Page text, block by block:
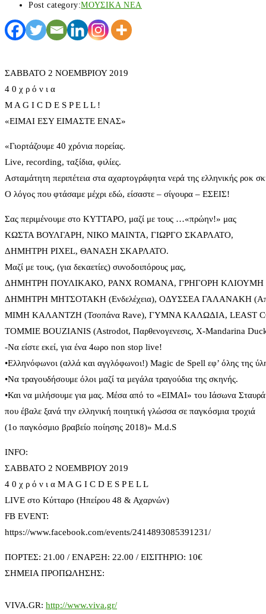
Post category:ΜΟΥΣΙΚΑ ΝΕΑ
ΣΑΒΒΑΤΟ 2 ΝΟΕΜΒΡΙΟΥ 2019
4 0 χ ρ ό ν ι α
M A G I C D E S P E L L !
«ΕΙΜΑΙ ΕΣΥ ΕΙΜΑΣΤΕ ΕΝΑΣ»
«Γιορτάζουμε 40 χρόνια πορείας.
Live, recording, ταξίδια, φιλίες.
Ασταμάτητη περιπέτεια στα αχαρτογράφητα νερά της ελληνικής ροκ
Ο λόγος που φτάσαμε μέχρι εδώ, είσαστε – σίγουρα – ΕΣΕΙΣ!
Σας περιμένουμε στο ΚΥΤΤΑΡΟ, μαζί με τους …«πρώην!» μας
ΚΩΣΤΑ ΒΟΥΛΓΑΡΗ, ΝΙΚΟ ΜΑΙΝΤΑ, ΓΙΩΡΓΟ ΣΚΑΡΛΑΤΟ,
ΔΗΜΗΤΡΗ PIXEL, ΘΑΝΑΣΗ ΣΚΑΡΛΑΤΟ.
Μαζί με τους, (για δεκαετίες) συνοδοιπόρους μας,
ΔΗΜΗΤΡΗ ΠΟΥΛΙΚΑΚΟ, PANX ROMANA, ΓΡΗΓΟΡΗ ΚΛΙΟΥΜΗ
ΔΗΜΗΤΡΗ ΜΗΤΣΟΤΑΚΗ (Ενδελέχεια), ΟΔΥΣΣΕΑ ΓΑΛΑΝΑΚΗ
ΜΙΜΗ ΚΑΛΑΝΤΖΗ (Τσοπάνα Rave), ΓΥΜΝΑ ΚΑΛΩΔΙΑ, LEAST
TOMMIE BOUZIANIS (Astrodot, Παρθενογενεσις, X-Mandarina
-Να είστε εκεί, για ένα 4ωρο non stop live!
•Ελληνόφωνοι (αλλά και αγγλόφωνοι!) Magic de Spell εφ’ όλης της
•Να τραγουδήσουμε όλοι μαζί τα μεγάλα τραγούδια της σκηνής.
•Και να μιλήσουμε για μας. Μέσα από το «ΕΙΜΑΙ» του Ιάσωνα
που έβαλε ξανά την ελληνική ποιητική γλώσσα σε παγκόσμια τροχιά
(1ο παγκόσμιο βραβείο ποίησης 2018)» M.d.S
INFO:
ΣΑΒΒΑΤΟ 2 ΝΟΕΜΒΡΙΟΥ 2019
4 0 χ ρ ό ν ι α M A G I C D E S P E L L
LIVE στο Κύτταρο (Ηπείρου 48 & Αχαρνών)
FB EVENT:
https://www.facebook.com/events/2414893085391231/
ΠΟΡΤΕΣ: 21.00 / ΕΝΑΡΞΗ: 22.00 / ΕΙΣΙΤΗΡΙΟ: 10€
ΣΗΜΕΙΑ ΠΡΟΠΩΛΗΣΗΣ:
VIVA.GR: http://www.viva.gr/